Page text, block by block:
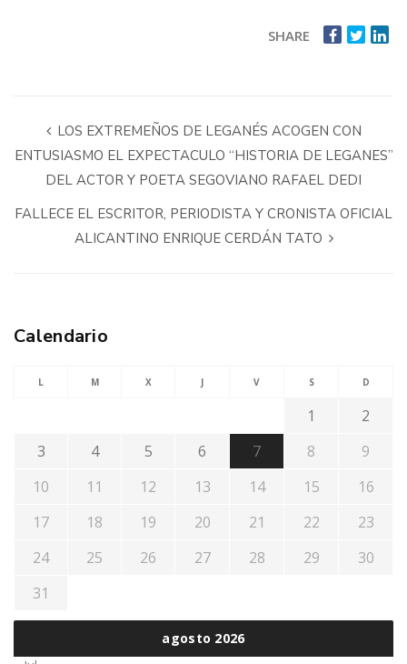
SHARE
LOS EXTREMEÑOS DE LEGANÉS ACOGEN CON
ENTUSIASMO EL EXPECTACULO “HISTORIA DE LEGANES”
DEL ACTOR Y POETA SEGOVIANO RAFAEL DEDI
FALLECE EL ESCRITOR, PERIODISTA Y CRONISTA OFICIAL
ALICANTINO ENRIQUE CERDÁN TATO
Calendario
agosto 2026
L M X J V S D
1
2
3
4 5 6 7 8
9
10
11 12 13 14 15
16
17
18 19 20 21 22
23
24
25 26 27 28 29
30
31